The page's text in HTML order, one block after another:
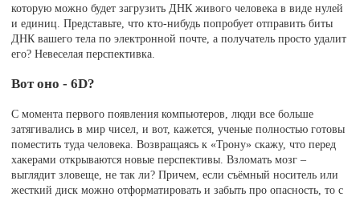
которую можно будет загрузить ДНК живого человека в виде нулей
и единиц. Представьте, что кто-нибудь попробует отправить биты
ДНК вашего тела по электронной почте, а получатель просто удалит
его? Невеселая перспективка.
Вот оно - 6D?
С момента первого появления компьютеров, люди все больше
затягивались в мир чисел, и вот, кажется, ученые полностью готовы
поместить туда человека. Возвращаясь к «Трону» скажу, что перед
хакерами открываются новые перспективы. Взломать мозг –
выглядит зловеще, не так ли? Причем, если съёмный носитель или
жесткий диск можно отформатировать и забыть про опасность, то с